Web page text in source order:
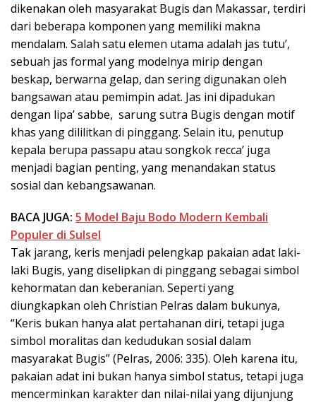
dikenakan oleh masyarakat Bugis dan Makassar, terdiri
dari beberapa komponen yang memiliki makna
mendalam. Salah satu elemen utama adalah jas tutu’,
sebuah jas formal yang modelnya mirip dengan
beskap, berwarna gelap, dan sering digunakan oleh
bangsawan atau pemimpin adat. Jas ini dipadukan
dengan lipa’ sabbe, sarung sutra Bugis dengan motif
khas yang dililitkan di pinggang. Selain itu, penutup
kepala berupa passapu atau songkok recca’ juga
menjadi bagian penting, yang menandakan status
sosial dan kebangsawanan.
BACA JUGA: 5 Model Baju Bodo Modern Kembali
Populer di Sulsel
Tak jarang, keris menjadi pelengkap pakaian adat laki-
laki Bugis, yang diselipkan di pinggang sebagai simbol
kehormatan dan keberanian. Seperti yang
diungkapkan oleh Christian Pelras dalam bukunya,
“Keris bukan hanya alat pertahanan diri, tetapi juga
simbol moralitas dan kedudukan sosial dalam
masyarakat Bugis” (Pelras, 2006: 335). Oleh karena itu,
pakaian adat ini bukan hanya simbol status, tetapi juga
mencerminkan karakter dan nilai-nilai yang dijunjung